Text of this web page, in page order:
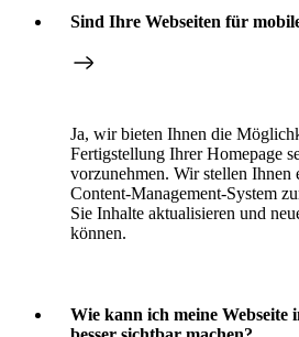
Sind Ihre Webseiten für
Ja, wir bieten Ihnen die
Fertigstellung Ihrer Homepage
vorzunehmen. Wir stellen Ihnen
Content-Management-System
Sie Inhalte aktualisieren und
können.
Wie kann ich meine Webseite